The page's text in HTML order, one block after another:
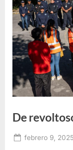
De
Posted
febrero 9, 2025